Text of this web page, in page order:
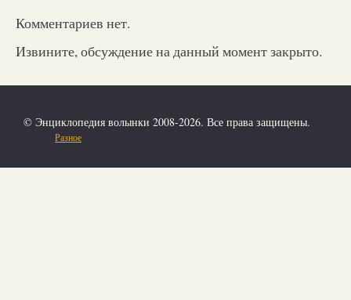
Комментариев нет.
Извините, обсуждение на данный момент закрыто.
© Энциклопедия волынки 2008-2026. Все права защищены.
Разное